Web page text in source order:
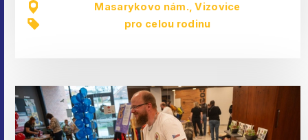
Masarykovo nám., Vizovice
pro celou rodinu